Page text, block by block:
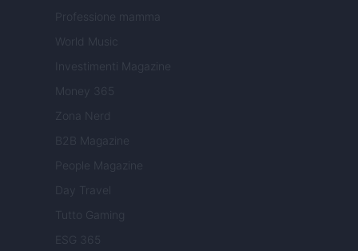
Professione mamma
World Music
Investimenti Magazine
Money 365
Zona Nerd
B2B Magazine
People Magazine
Day Travel
Tutto Gaming
ESG 365